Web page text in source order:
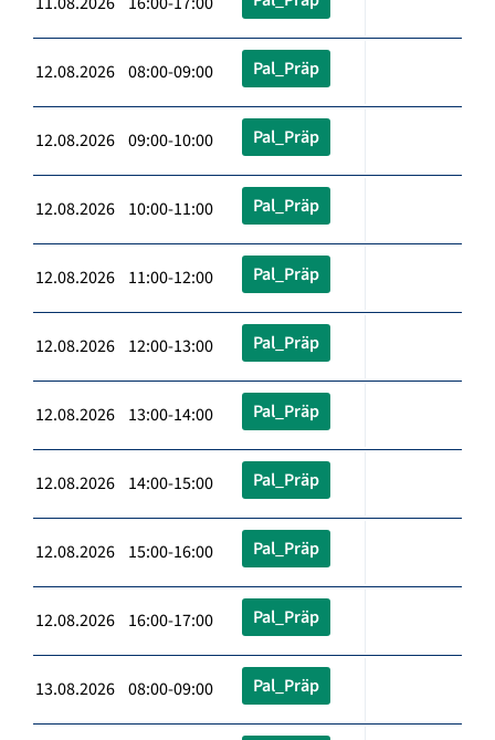
12.08.2026 08:00-09:00 Pal_Präp
12.08.2026 09:00-10:00 Pal_Präp
12.08.2026 10:00-11:00 Pal_Präp
12.08.2026 11:00-12:00 Pal_Präp
12.08.2026 12:00-13:00 Pal_Präp
12.08.2026 13:00-14:00 Pal_Präp
12.08.2026 14:00-15:00 Pal_Präp
12.08.2026 15:00-16:00 Pal_Präp
12.08.2026 16:00-17:00 Pal_Präp
13.08.2026 08:00-09:00 Pal_Präp